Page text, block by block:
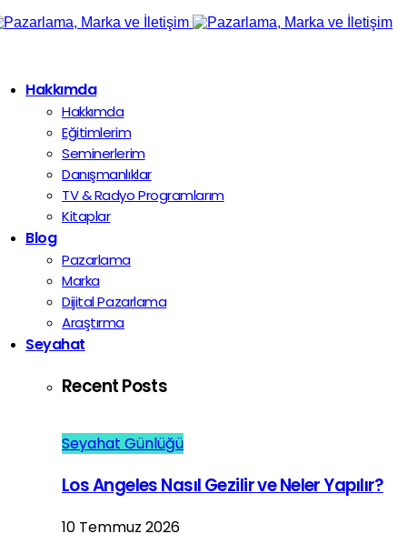
Hakkımda
Hakkımda
Eğitimlerim
Seminerlerim
Danışmanlıklar
TV & Radyo Programlarım
Kitaplar
Blog
Pazarlama
Marka
Dijital Pazarlama
Araştırma
Seyahat
Recent Posts
Seyahat Günlüğü
Los Angeles Nasıl Gezilir ve Neler Yapılır?
10 Temmuz 2026